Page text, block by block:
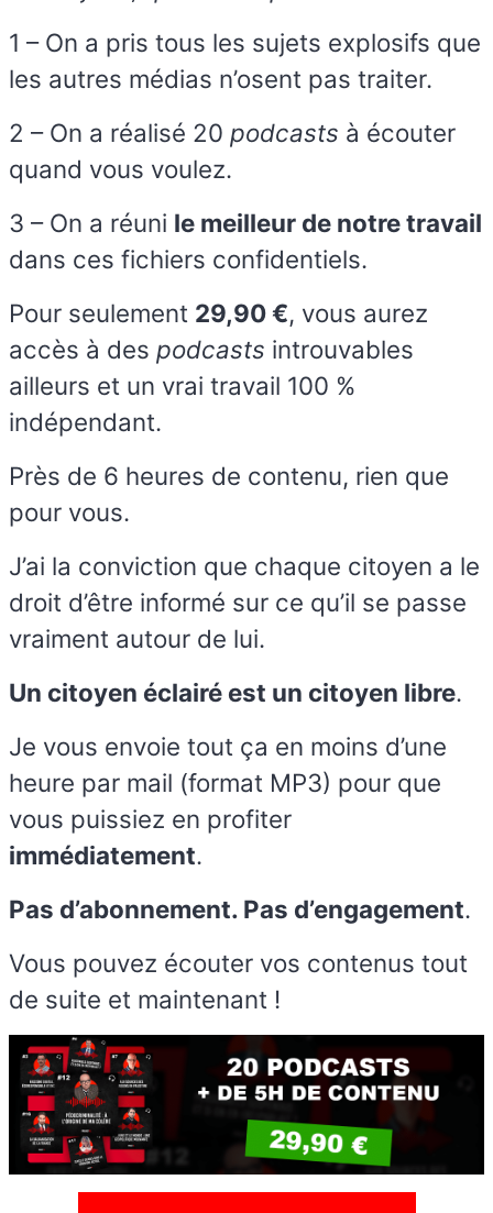
1 – On a pris tous les sujets explosifs que
les autres médias n’osent pas traiter.
2 – On a réalisé 20 podcasts à écouter
quand vous voulez.
3 – On a réuni le meilleur de notre travail
dans ces fichiers confidentiels.
Pour seulement 29,90 €, vous aurez
accès à des podcasts introuvables
ailleurs et un vrai travail 100 %
indépendant.
Près de 6 heures de contenu, rien que
pour vous.
J’ai la conviction que chaque citoyen a le
droit d’être informé sur ce qu’il se passe
vraiment autour de lui.
Un citoyen éclairé est un citoyen libre.
Je vous envoie tout ça en moins d’une
heure par mail (format MP3) pour que
vous puissiez en profiter
immédiatement.
Pas d’abonnement. Pas d’engagement.
Vous pouvez écouter vos contenus tout
de suite et maintenant !